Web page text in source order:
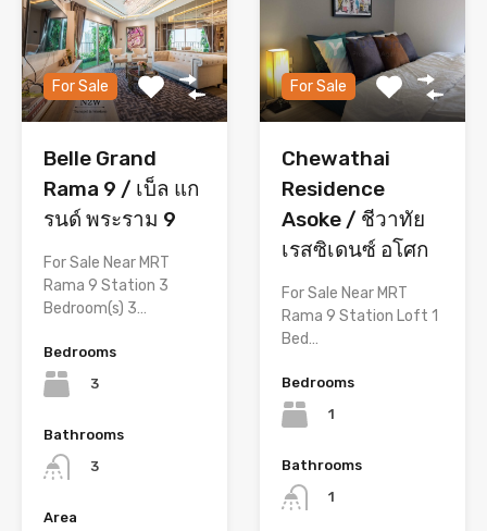
For Sale
Belle Grand
Rama 9 / เบ็ล แก
รนด์ พระราม 9
For Sale Near MRT
Rama 9 Station 3
Bedroom(s) 3…
Bedrooms
3
Bathrooms
3
Area
For Sale
Chewathai
Residence
Asoke / ชีวาทัย
เรสซิเดนซ์ อโศก
For Sale Near MRT
Rama 9 Station Loft 1
Bed…
Bedrooms
1
Bathrooms
1